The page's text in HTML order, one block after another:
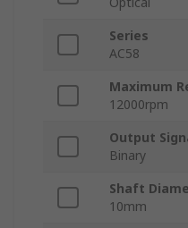
Series
AC58
Maximum
12000rpm
Output
Binary
Shaft
10mm